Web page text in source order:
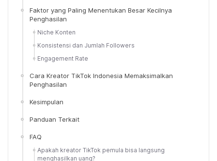
Faktor yang Paling Menentukan Besar Kecilnya
Penghasilan
Niche Konten
Konsistensi dan Jumlah Followers
Engagement Rate
Cara Kreator TikTok Indonesia Memaksimalkan
Penghasilan
Kesimpulan
Panduan Terkait
FAQ
Apakah kreator TikTok pemula bisa langsung
menghasilkan uang?